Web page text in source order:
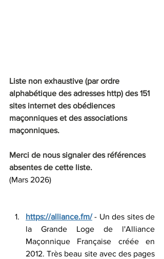
Liste non exhaustive (par ordre
alphabétique des adresses http) des 151
sites internet des obédiences
maçonniques et des associations
maçonniques.
Merci de nous signaler des références
absentes de cette liste.
(Mars 2026)
https://alliance.fm/ - Un des sites de
la Grande Loge de l'Alliance
Maçonnique Française créée en
2012. Très beau site avec des pages